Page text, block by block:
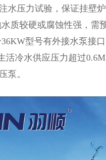
水压力试验，保证挂壁
水质较硬或腐蚀性强，需
36KW型号有外接水泵接
活冷水供应压力超过
泵。